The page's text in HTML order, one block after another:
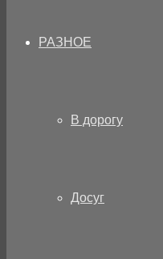
РАЗНОЕ
В дорогу
Досуг